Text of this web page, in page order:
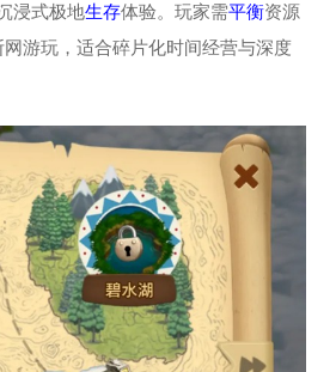
浸式极地生存体验。玩家需平衡资源
游玩，适合碎片化时间经营与深度